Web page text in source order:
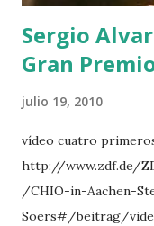
del Gran Premio en
Sergio
Gran
julio 19, 2010
vídeo cuatro
http://www.zdf.de/
/CHIO-in-Aachen-
Soers#/beitrag/